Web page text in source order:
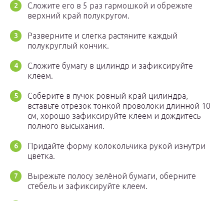
Сложите его в 5 раз гармошкой и обрежьте
верхний край полукругом.
Разверните и слегка растяните каждый
полукруглый кончик.
Сложите бумагу в цилиндр и зафиксируйте
клеем.
Соберите в пучок ровный край цилиндра,
вставьте отрезок тонкой проволоки длинной 10
см, хорошо зафиксируйте клеем и дождитесь
полного высыхания.
Придайте форму колокольчика рукой изнутри
цветка.
Вырежьте полосу зелёной бумаги, оберните
стебель и зафиксируйте клеем.